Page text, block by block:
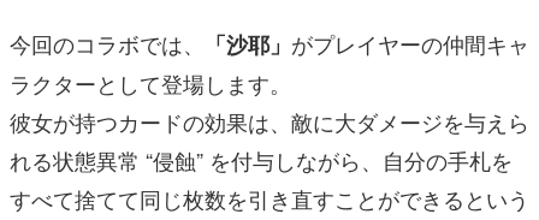
今回のコラボでは、 「沙耶」 がプレイヤーの仲間キャ
ラクターとして登場します。
彼女が持つカードの効果は、敵に大ダメージを与えら
れる状態異常 “侵蝕” を付与しながら、自分の手札を
すべて捨てて同じ枚数を引き直すことができるという